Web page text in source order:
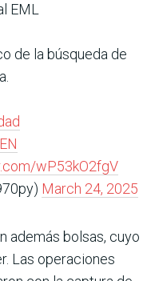
EML
de la búsqueda de
wP53kO2fgV
March 24, 2025
además bolsas, cuyo
Las operaciones